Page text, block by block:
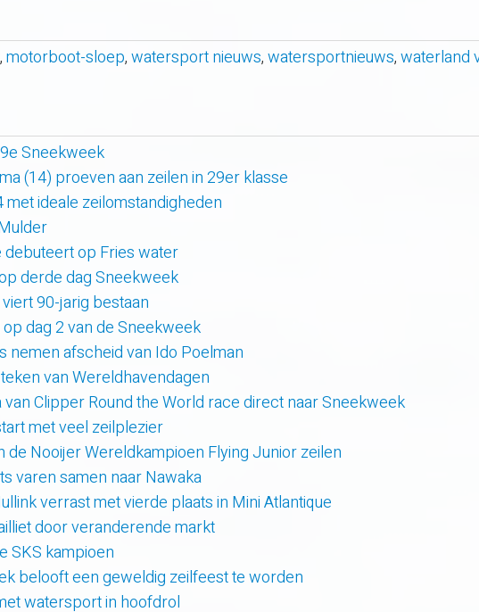
,motorboot-sloep,watersport nieuws,watersportnieuws,waterland
Sneekweek
(14) proeven aan zeilen in 29er klasse
ideale zeilomstandigheden
debuteert op Fries water
derde dag Sneekweek
90-jarig bestaan
dag 2 van de Sneekweek
nemen afscheid van Ido Poelman
van Wereldhavendagen
Clipper Round the World race direct naar Sneekweek
met veel zeilplezier
de Nooijer Wereldkampioen Flying Junior zeilen
varen samen naar Nawaka
verrast met vierde plaats in Mini Atlantique
door veranderende markt
SKS kampioen
belooft een geweldig zeilfeest te worden
watersport in hoofdrol